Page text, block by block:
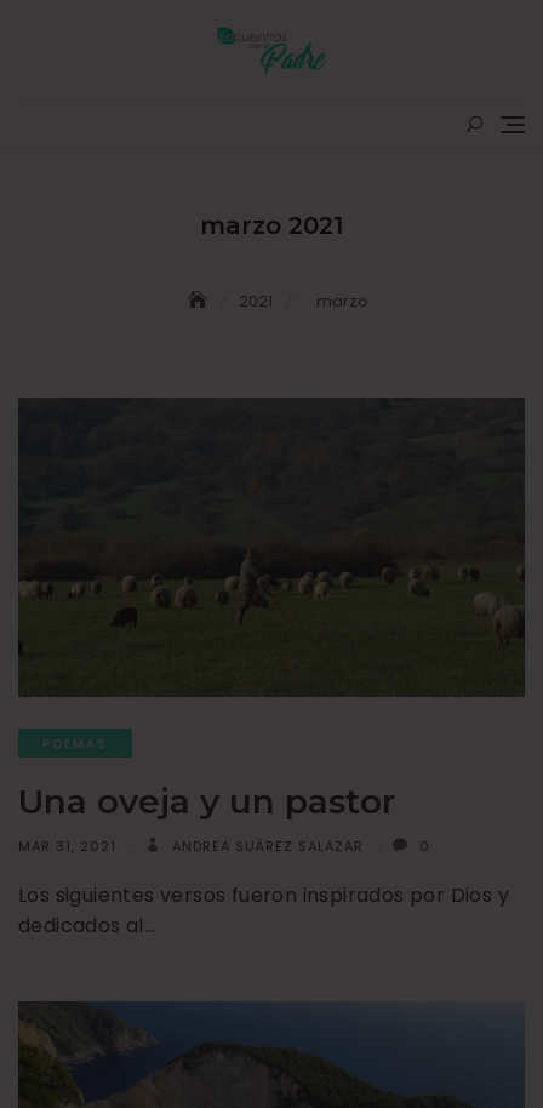
marzo 2021
2021 marzo
POEMAS
Una oveja y un pastor
MAR 31, 2021 ANDREA SUÁREZ SALAZAR 0
Los siguientes versos fueron inspirados por Dios y
dedicados al…